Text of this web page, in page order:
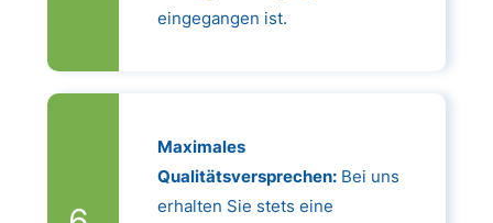
eingegangen ist.
Maximales
Qualitätsversprechen:Bei uns
erhalten Sie stets eine